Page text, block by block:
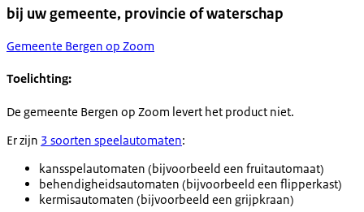
bij uw gemeente, provincie of waterschap
Gemeente Bergen op Zoom
Toelichting:
De gemeente Bergen op Zoom levert het product niet.
Er zijn 3 soorten speelautomaten:
kansspelautomaten (bijvoorbeeld een fruitautomaat)
behendigheidsautomaten (bijvoorbeeld een flipperkast)
kermisautomaten (bijvoorbeeld een grijpkraan)